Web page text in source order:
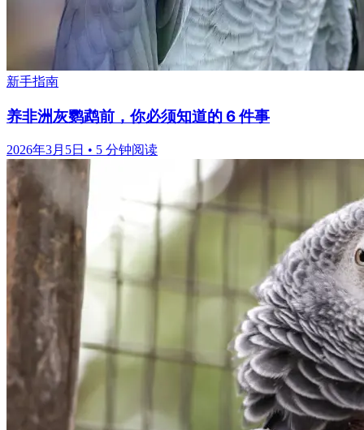
新手指南
养非洲灰鹦鹉前，你必须知道的 6 件事
2026年3月5日 • 5 分钟阅读